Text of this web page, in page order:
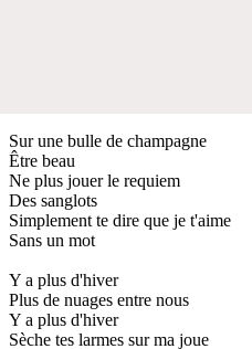
Sur une bulle de champagne
Être beau
Ne plus jouer le requiem
Des sanglots
Simplement te dire que je t'aime
Sans un mot
Y a plus d'hiver
Plus de nuages entre nous
Y a plus d'hiver
Sèche tes larmes sur ma joue